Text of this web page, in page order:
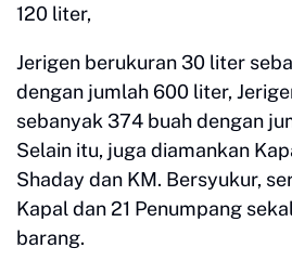
120 liter,
Jerigen berukuran 30 liter
dengan jumlah 600 liter,
sebanyak 374 buah dengan
Selain itu, juga diamankan
Shaday dan KM. Bersyukur,
Kapal dan 21 Penumpang
barang.